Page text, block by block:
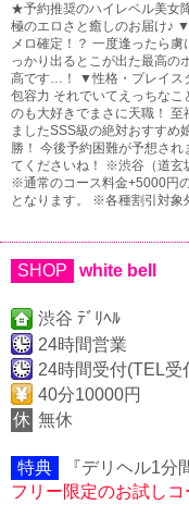
★予約推奨のハイレベル美女
極のエロさと癒しのお届け♪
メロ確定！？ 一度逢ったら
っかり出るとこが出た最高の
高です…！ ▼性格・プレイス
包容力 それでいてえっちな
のも大好きでまさに天職！
ましたSSS級の絶対おすすめ
勝！ 今後予約困難が予想さ
てくださいね！ ※渋谷（道玄
※通常のコース料金+5000円
となります。 ※各種割引対象
SHOP white bell
渋谷 ﾃﾞﾘﾍﾙ
24時間営業
24時間受付(TEL受
40分10000円
休 無休
特典
『デリヘル1分
フリー限定のお試しコ